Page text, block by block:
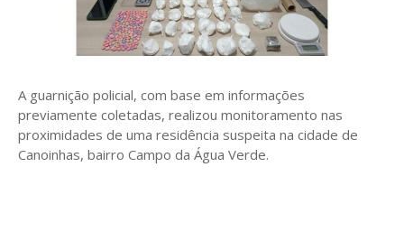
A guarnição policial, com base em informações
previamente coletadas, realizou monitoramento nas
proximidades de uma residência suspeita na cidade de
Canoinhas, bairro Campo da Água Verde.